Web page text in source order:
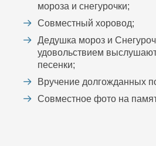
мороза и снегурочки;
Совместный хоровод;
Дедушка мороз и
удовольствием
песенки;
Вручение долгожданных
Совместное фото на